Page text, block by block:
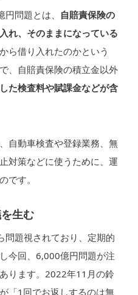
問題とは、
自賠責保険の
れ、そのままになっている
ら借り入れたのかという
、自賠責保険の積立金以外
た検査料や賦課金などが含
自動車検査や登録業務、無
対策などに使うために、運
です。
生む
題視されており、定期的
今回、6,000億円問題が注
ります。2022年11月の鈴
「1回でお返しするのは無